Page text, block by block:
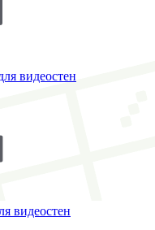
видеостен
видеостен